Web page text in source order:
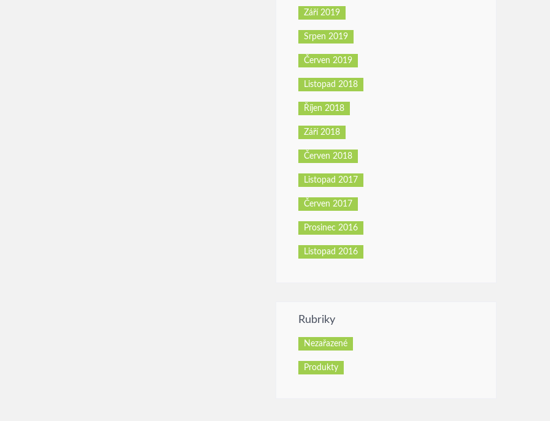
Září 2019
Srpen 2019
Červen 2019
Listopad 2018
Říjen 2018
Září 2018
Červen 2018
Listopad 2017
Červen 2017
Prosinec 2016
Listopad 2016
Rubriky
Nezařazené
Produkty